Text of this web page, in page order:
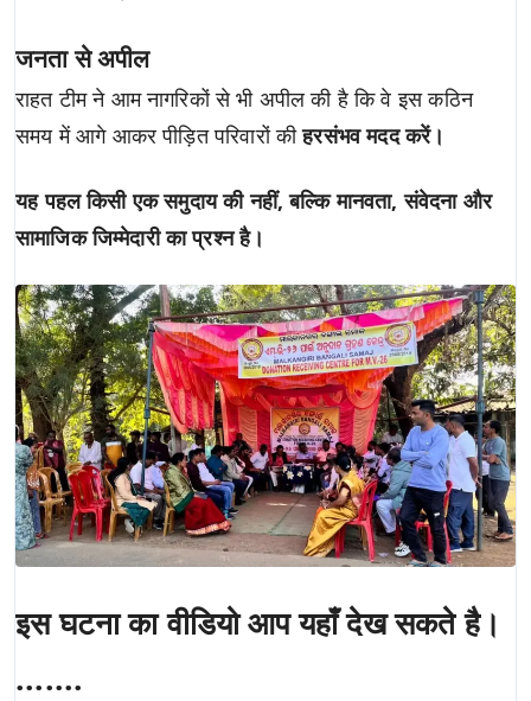
जनता से अपील
राहत टीम ने आम नागरिकों से भी अपील की है कि वे इस कठिन
समय में आगे आकर पीड़ित परिवारों कीहरसंभव मदद करें।
यह पहल किसी एक समुदाय की नहीं, बल्कि मानवता, संवेदना और
सामाजिक जिम्मेदारी का प्रश्न है।
इस घटना का वीडियो आप यहाँ देख सकते है।
.......